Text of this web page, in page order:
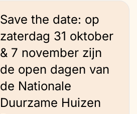
Save the date: op
zaterdag 31 oktober
& 7 november zijn
de open dagen van
de Nationale
Duurzame Huizen